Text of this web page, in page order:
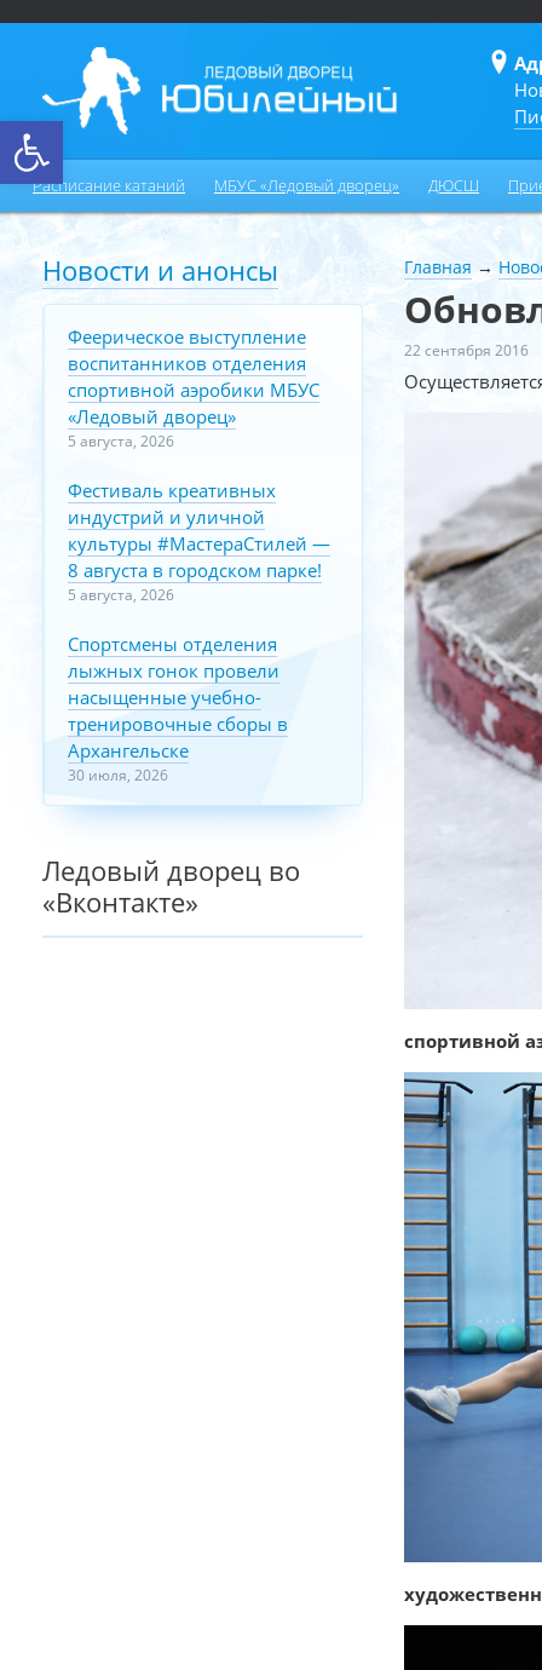
Открыть панель инструментов
Расписание катаний МБУС «Ледовый дворец» ДЮСШ
Главная →
22 сентября 2016
спортивной
Новости и анонсы
Феерическое выступление
воспитанников отделения
спортивной аэробики МБУС
«Ледовый дворец»
5 августа, 2026
Фестиваль креативных
индустрий и уличной
культуры #МастераСтилей —
8 августа в городском парке!
5 августа, 2026
Спортсмены отделения
лыжных гонок провели
насыщенные учебно-
тренировочные сборы в
Архангельске
30 июля, 2026
Ледовый дворец во
«Вконтакте»